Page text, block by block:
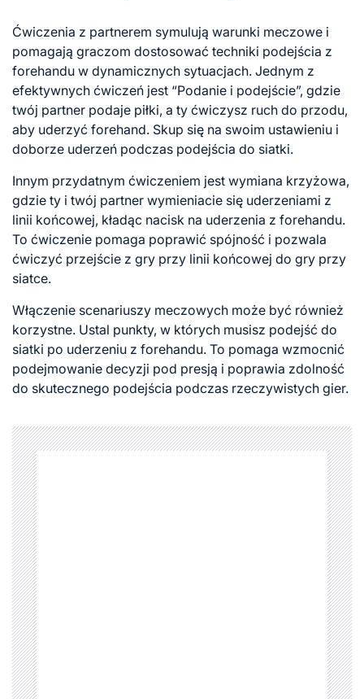
Ćwiczenia z partnerem symulują warunki meczowe i
pomagają graczom dostosować techniki podejścia z
forehandu w dynamicznych sytuacjach. Jednym z
efektywnych ćwiczeń jest “Podanie i podejście”, gdzie
twój partner podaje piłki, a ty ćwiczysz ruch do przodu,
aby uderzyć forehand. Skup się na swoim ustawieniu i
doborze uderzeń podczas podejścia do siatki.
Innym przydatnym ćwiczeniem jest wymiana krzyżowa,
gdzie ty i twój partner wymieniacie się uderzeniami z
linii końcowej, kładąc nacisk na uderzenia z forehandu.
To ćwiczenie pomaga poprawić spójność i pozwala
ćwiczyć przejście z gry przy linii końcowej do gry przy
siatce.
Włączenie scenariuszy meczowych może być również
korzystne. Ustal punkty, w których musisz podejść do
siatki po uderzeniu z forehandu. To pomaga wzmocnić
podejmowanie decyzji pod presją i poprawia zdolność
do skutecznego podejścia podczas rzeczywistych gier.